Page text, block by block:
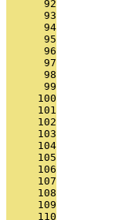
      92
      93
      94
      95
      96
      97
      98
      99
     100
     101
     102
     103
     104
     105
     106
     107
     108
     109
     110